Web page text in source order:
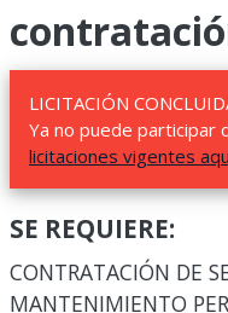
LICITACIÓN
Ya no puede participar
licitaciones vigentes
SE REQUIERE:
CONTRATACIÓN DE
MANTENIMIENTO